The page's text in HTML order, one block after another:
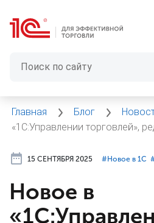
Главная Блог
«1С:Управлении торговлей»,
15 СЕНТЯБРЯ 2025 #⁣Новое в 1С
Новое в